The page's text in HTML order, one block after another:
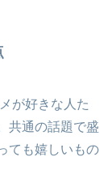
が好きな人た
共通の話題で盛
ても嬉しいもの